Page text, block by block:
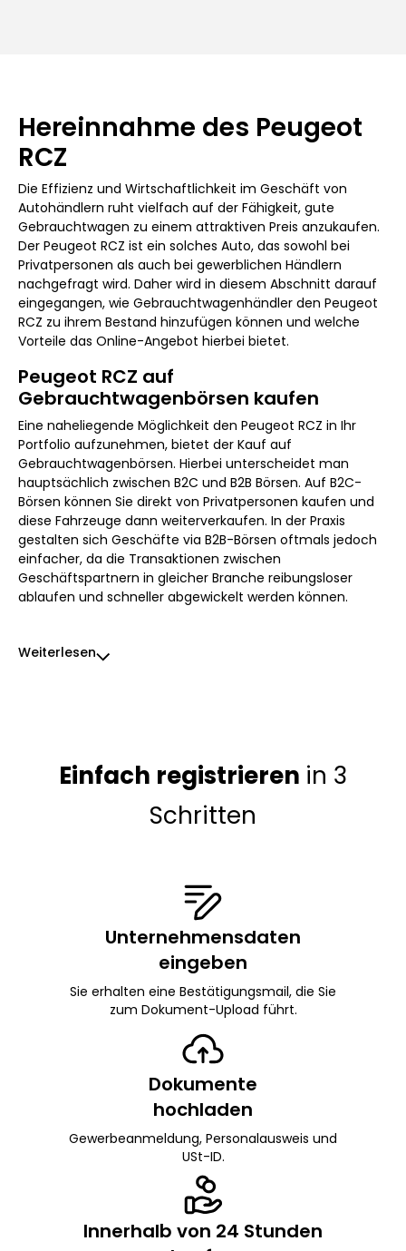
Hereinnahme des Peugeot
RCZ
Die Effizienz und Wirtschaftlichkeit im Geschäft von
Autohändlern ruht vielfach auf der Fähigkeit, gute
Gebrauchtwagen zu einem attraktiven Preis anzukaufen.
Der Peugeot RCZ ist ein solches Auto, das sowohl bei
Privatpersonen als auch bei gewerblichen Händlern
nachgefragt wird. Daher wird in diesem Abschnitt darauf
eingegangen, wie Gebrauchtwagenhändler den Peugeot
RCZ zu ihrem Bestand hinzufügen können und welche
Vorteile das Online-Angebot hierbei bietet.
Peugeot RCZ auf
Gebrauchtwagenbörsen kaufen
Eine naheliegende Möglichkeit den Peugeot RCZ in Ihr
Portfolio aufzunehmen, bietet der Kauf auf
Gebrauchtwagenbörsen. Hierbei unterscheidet man
hauptsächlich zwischen B2C und B2B Börsen. Auf B2C-
Börsen können Sie direkt von Privatpersonen kaufen und
diese Fahrzeuge dann weiterverkaufen. In der Praxis
gestalten sich Geschäfte via B2B-Börsen oftmals jedoch
einfacher, da die Transaktionen zwischen
Geschäftspartnern in gleicher Branche reibungsloser
ablaufen und schneller abgewickelt werden können.
Weiterlesen
Einfach registrieren in 3
Schritten
Unternehmensdaten
eingeben
Sie erhalten eine Bestätigungsmail, die Sie
zum Dokument-Upload führt.
Dokumente
hochladen
Gewerbeanmeldung, Personalausweis und
USt-ID.
Innerhalb von 24 Stunden